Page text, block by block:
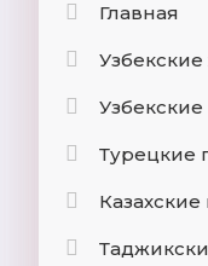
Главная
Узбекские
Турецкие